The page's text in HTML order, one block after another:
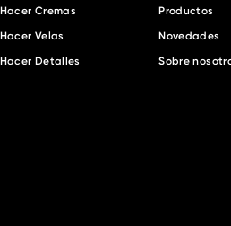
Hacer Cremas
Hacer Velas
Hacer Detalles
Productos
Novedades
Sobre